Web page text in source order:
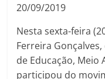
20/09/2019
Nesta sexta-feira
Ferreira
de Educação, Meio
participou do